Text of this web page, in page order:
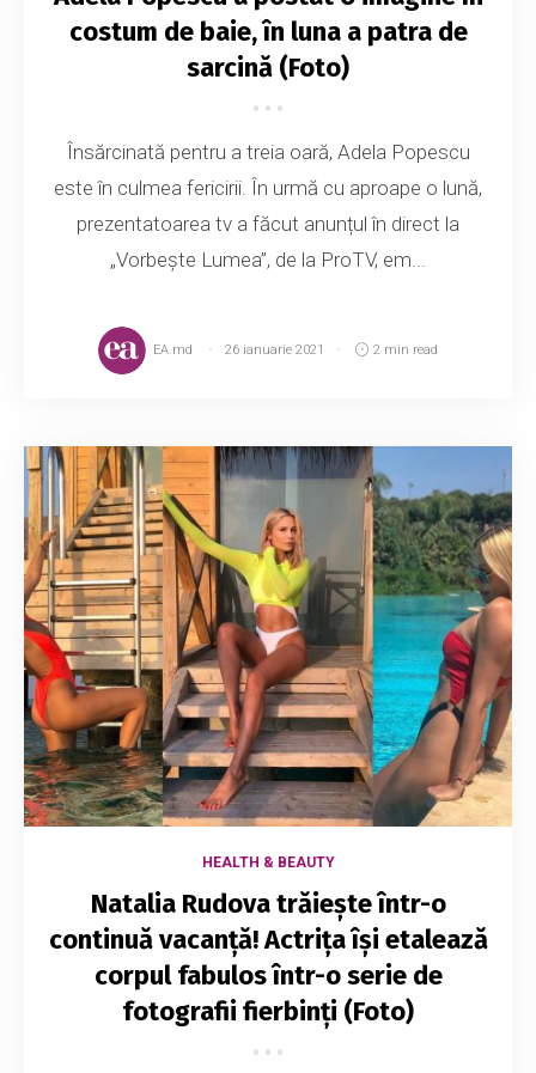
costum de baie, în luna a patra de
sarcină (Foto)
Însărcinată pentru a treia oară, Adela Popescu
este în culmea fericirii. În urmă cu aproape o lună,
prezentatoarea tv a făcut anunțul în direct la
„Vorbește Lumea”, de la ProTV, em...
EA.md 26 ianuarie 2021 2 min read
HEALTH & BEAUTY
Natalia Rudova trăiește într-o
continuă vacanță! Actrița își etalează
corpul fabulos într-o serie de
fotografii fierbinți (Foto)